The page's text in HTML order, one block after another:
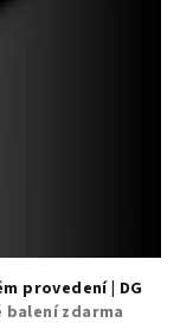
provedení | DG
balení zdarma